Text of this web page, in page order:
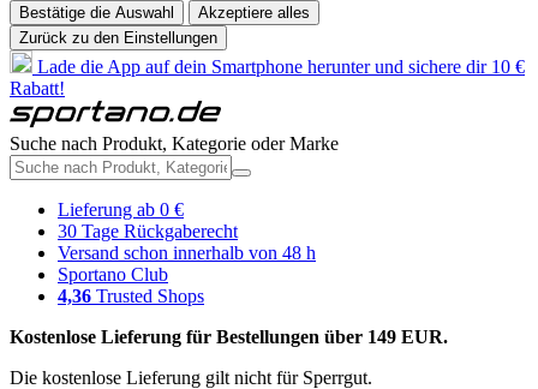
Bestätige die Auswahl
Akzeptiere alles
Zurück zu den Einstellungen
Lade die App auf dein Smartphone herunter und sichere dir 10 €
Rabatt!
Suche nach Produkt, Kategorie oder Marke
Lieferung ab 0 €
30 Tage Rückgaberecht
Versand schon innerhalb von 48 h
Sportano Club
4,36 Trusted Shops
Kostenlose Lieferung für Bestellungen über 149 EUR.
Die kostenlose Lieferung gilt nicht für Sperrgut.